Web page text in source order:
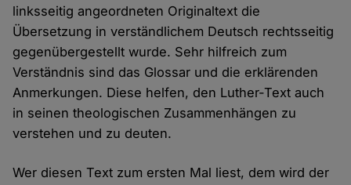
linksseitig angeordneten Originaltext die
Übersetzung in verständlichem Deutsch rechtsseitig
gegenübergestellt wurde. Sehr hilfreich zum
Verständnis sind das Glossar und die erklärenden
Anmerkungen. Diese helfen, den Luther-Text auch
in seinen theologischen Zusammenhängen zu
verstehen und zu deuten.
Wer diesen Text zum ersten Mal liest, dem wird der